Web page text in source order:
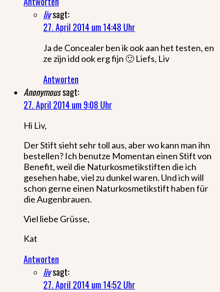
livsagt:
27. April 2014 um 14:48 Uhr
Ja de Concealer ben ik ook aan het testen, en
ze zijn idd ook erg fijn 🙂 Liefs, Liv
Antworten
Anonymoussagt:
27. April 2014 um 9:08 Uhr
Hi Liv,
Der Stift sieht sehr toll aus, aber wo kann man ihn
bestellen? Ich benutze Momentan einen Stift von
Benefit, weil die Naturkosmetikstiften die ich
gesehen habe, viel zu dunkel waren. Und ich will
schon gerne einen Naturkosmetikstift haben für
die Augenbrauen.
Viel liebe Grüsse,
Kat
Antworten
livsagt:
27. April 2014 um 14:52 Uhr